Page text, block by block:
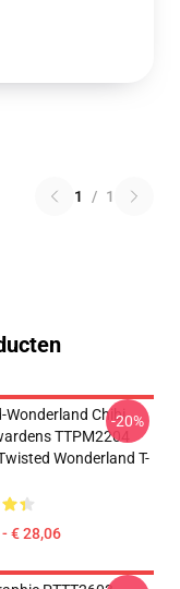
1 / 1
Wonderland Chibi
TTPM2204
Wonderland T-
€ 28,06
-20%